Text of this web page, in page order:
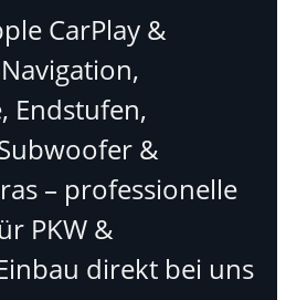
CarPlay &
Endstufen,
&
– professionelle
PKW &
direkt bei uns